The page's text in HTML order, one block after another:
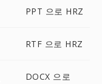
PPT 으로 HRZ
RTF 으로 HRZ
DOCX 으로